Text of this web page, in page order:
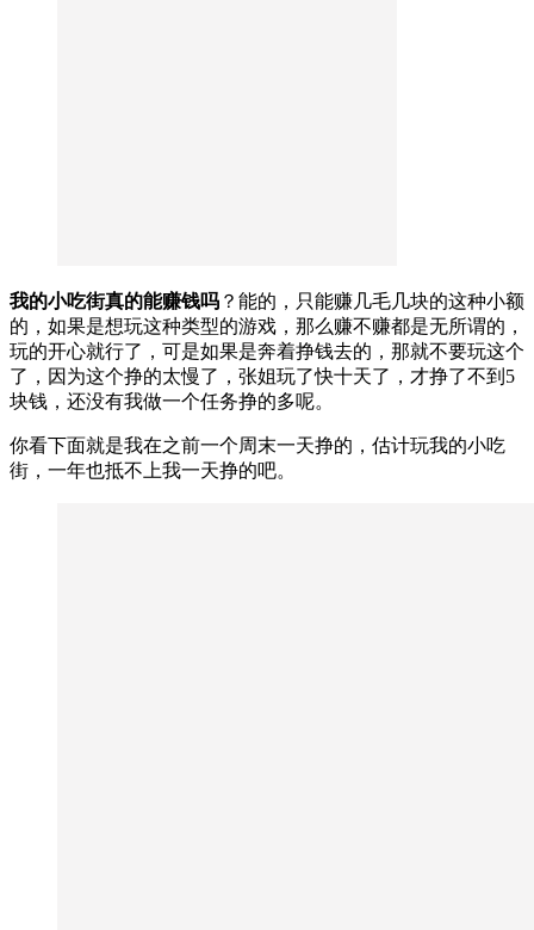
我的小吃街真的能赚钱吗 ？能的，只能赚几毛几块的这种小额
的，如果是想玩这种类型的游戏，那么赚不赚都是无所谓的，
玩的开心就行了，可是如果是奔着挣钱去的，那就不要玩这个
了，因为这个挣的太慢了，张姐玩了快十天了，才挣了不到5
块钱，还没有我做一个任务挣的多呢。
你看下面就是我在之前一个周末一天挣的，估计玩我的小吃
街，一年也抵不上我一天挣的吧。